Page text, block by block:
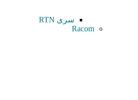
سری RTN
Racom